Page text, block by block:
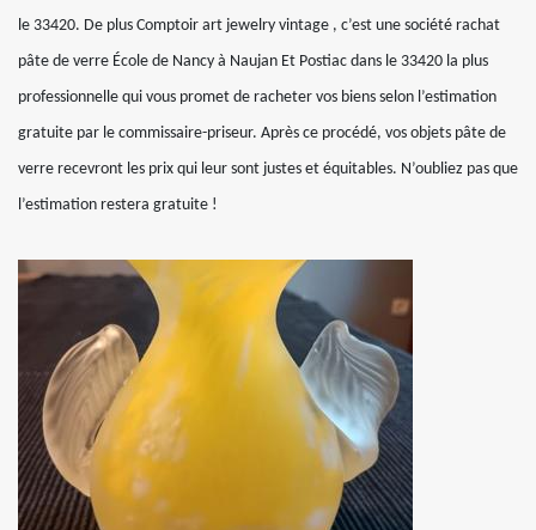
le 33420. De plus Comptoir art jewelry vintage , c’est une société rachat
pâte de verre École de Nancy à Naujan Et Postiac dans le 33420 la plus
professionnelle qui vous promet de racheter vos biens selon l’estimation
gratuite par le commissaire-priseur. Après ce procédé, vos objets pâte de
verre recevront les prix qui leur sont justes et équitables. N’oubliez pas que
l’estimation restera gratuite !